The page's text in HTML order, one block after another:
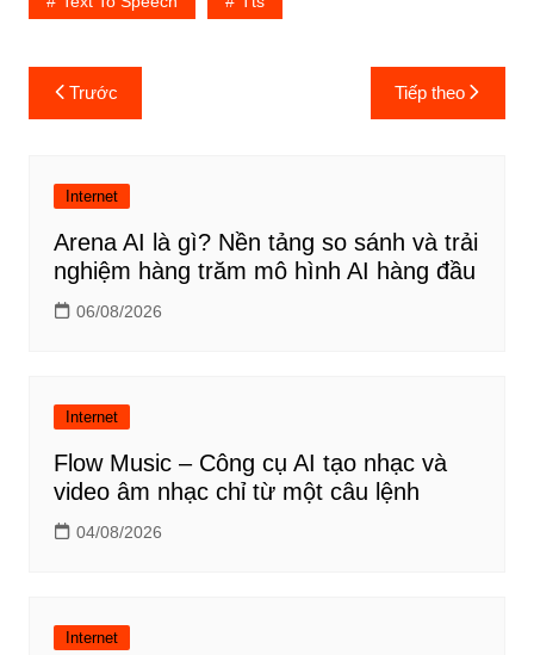
Điều
hướng
viết
Trước Tiếp theo
Internet
Arena AI là gì? Nền tảng so sánh và trải
nghiệm hàng trăm mô hình AI hàng đầu
06/08/2026
Internet
Flow Music – Công cụ AI tạo nhạc và
video âm nhạc chỉ từ một câu lệnh
04/08/2026
Internet